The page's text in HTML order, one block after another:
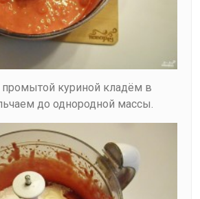
куриной кладём в
до однородной массы.